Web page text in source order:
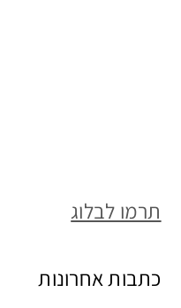
תרמו לבלוג
כתבות אחרונות